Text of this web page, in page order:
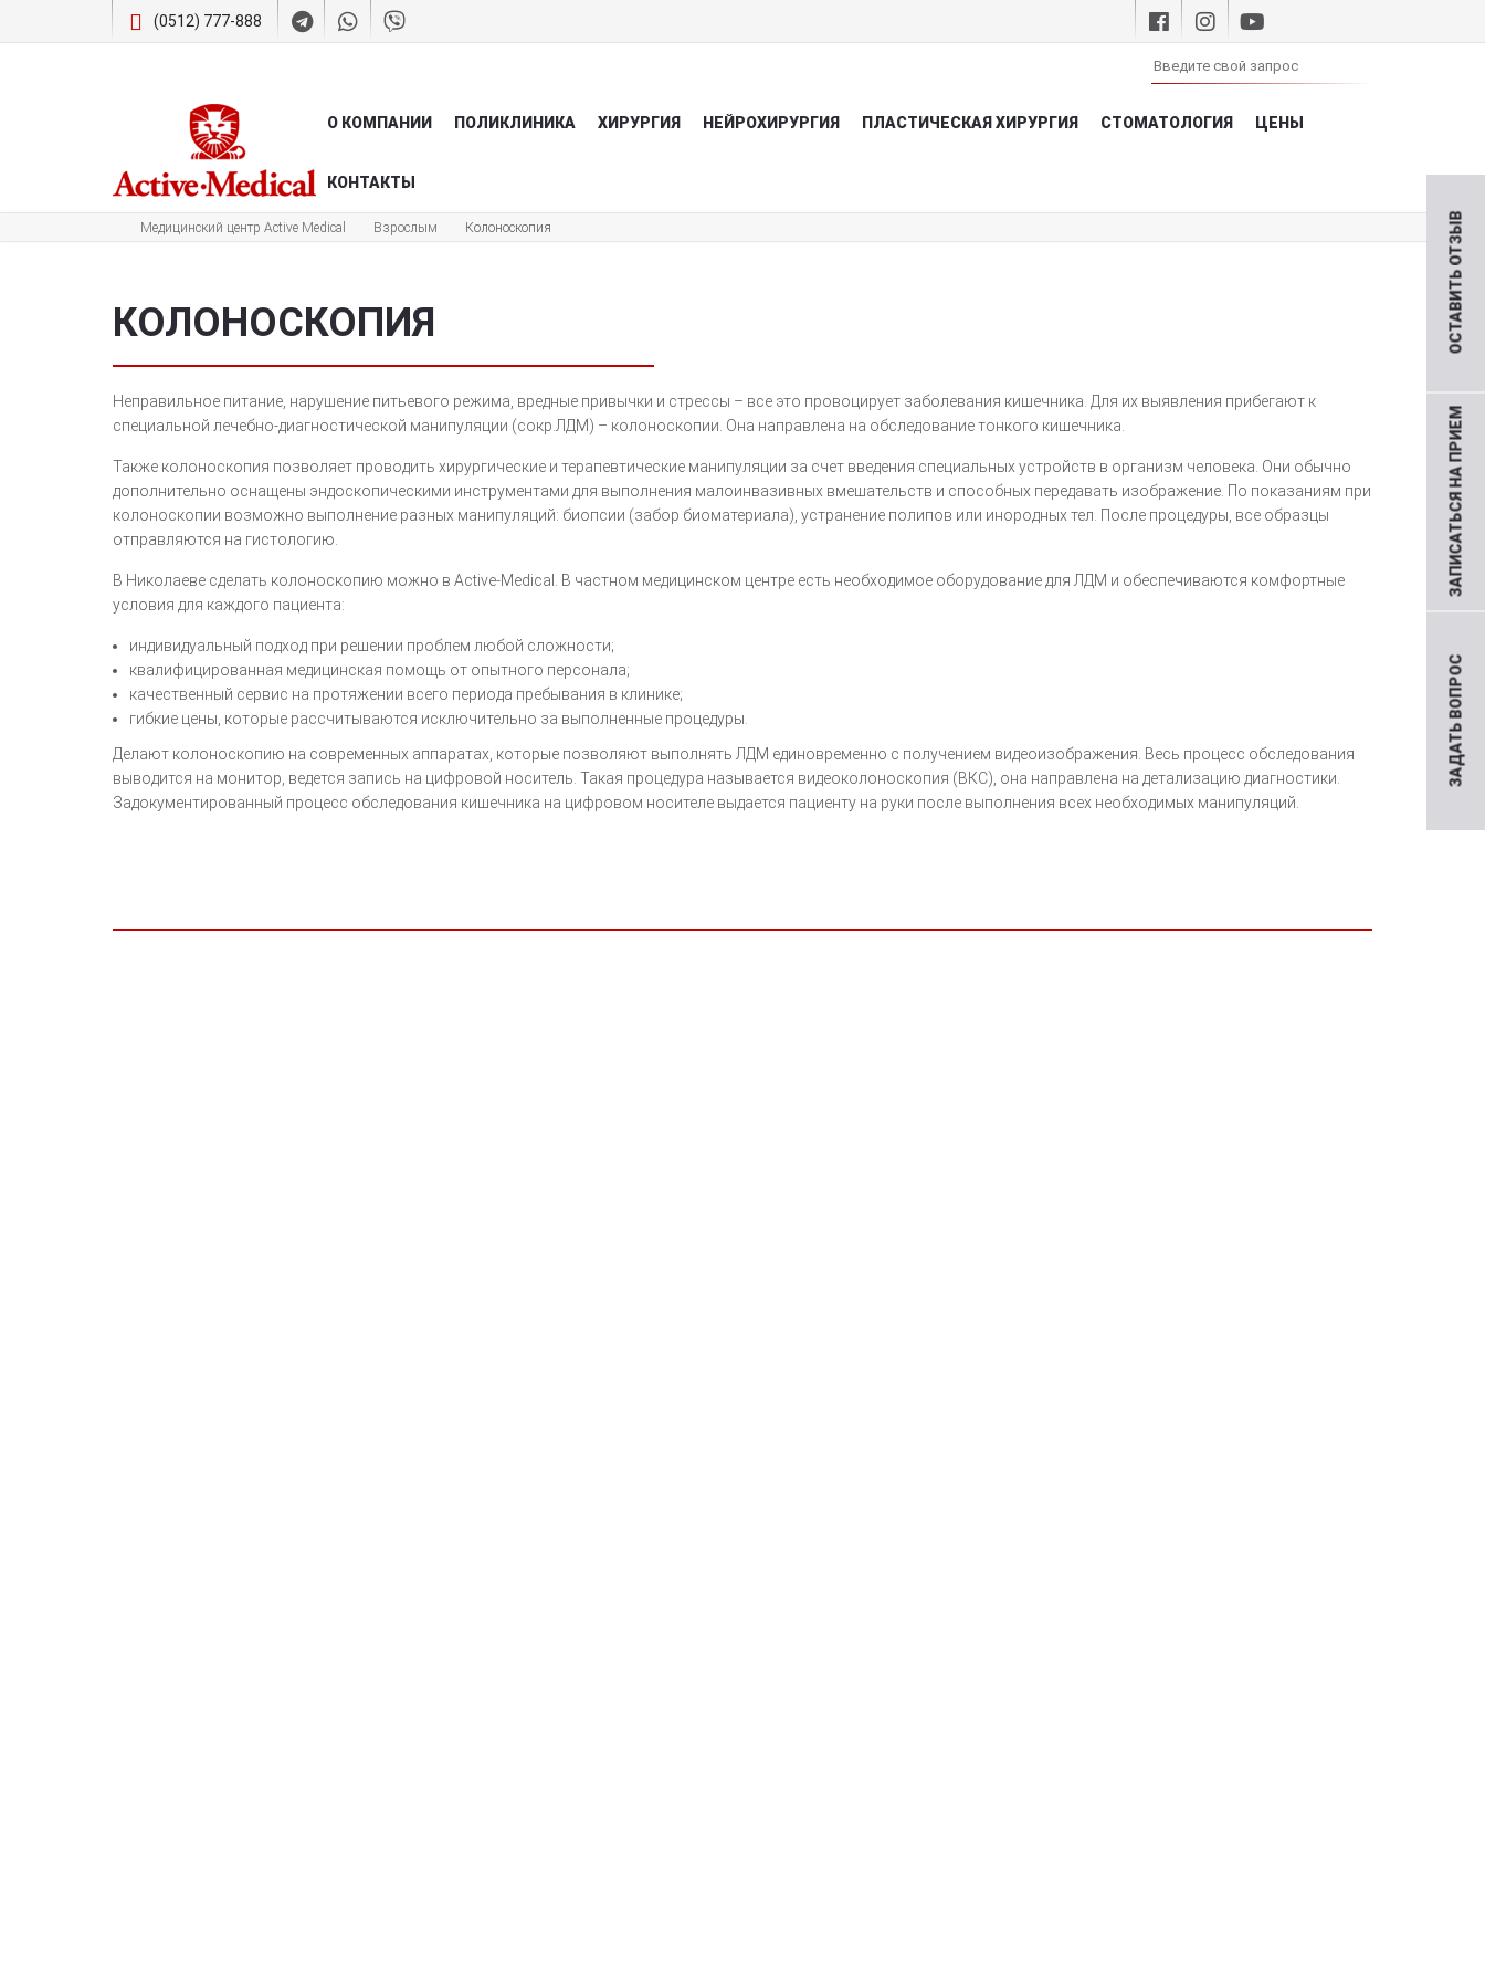
(0512) 777-888
О КОМПАНИИ ПОЛИКЛИНИКА ХИРУРГИЯ НЕЙРОХИРУРГИЯ ПЛАСТИЧЕСКАЯ ХИРУРГИЯ СТОМАТОЛОГИЯ ЦЕНЫ
КОНТАКТЫ
ЗАДАТЬ ВОПРОС
ЗАПИСАТЬСЯ НА ПРИЕМ
ОСТАВИТЬ ОТЗЫВ
Медицинский центр Active Medical Взрослым Колоноскопия
КОЛОНОСКОПИЯ
Неправильное питание, нарушение питьевого режима, вредные привычки и стрессы – все это провоцирует заболевания кишечника. Для их выявления прибегают к
специальной лечебно-диагностической манипуляции (сокр.ЛДМ) – колоноскопии. Она направлена на обследование тонкого кишечника.
Также колоноскопия позволяет проводить хирургические и терапевтические манипуляции за счет введения специальных устройств в организм человека. Они обычно
дополнительно оснащены эндоскопическими инструментами для выполнения малоинвазивных вмешательств и способных передавать изображение. По показаниям при
колоноскопии возможно выполнение разных манипуляций: биопсии (забор биоматериала), устранение полипов или инородных тел. После процедуры, все образцы
отправляются на гистологию.
В Николаеве сделать колоноскопию можно в Active-Medical. В частном медицинском центре есть необходимое оборудование для ЛДМ и обеспечиваются комфортные
условия для каждого пациента:
индивидуальный подход при решении проблем любой сложности;
квалифицированная медицинская помощь от опытного персонала;
качественный сервис на протяжении всего периода пребывания в клинике;
гибкие цены, которые рассчитываются исключительно за выполненные процедуры.
Делают колоноскопию на современных аппаратах, которые позволяют выполнять ЛДМ единовременно с получением видеоизображения. Весь процесс обследования
выводится на монитор, ведется запись на цифровой носитель. Такая процедура называется видеоколоноскопия (ВКС), она направлена на детализацию диагностики.
Задокументированный процесс обследования кишечника на цифровом носителе выдается пациенту на руки после выполнения всех необходимых манипуляций.